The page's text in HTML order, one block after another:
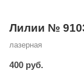
Лилии №
лазерная
400 руб.